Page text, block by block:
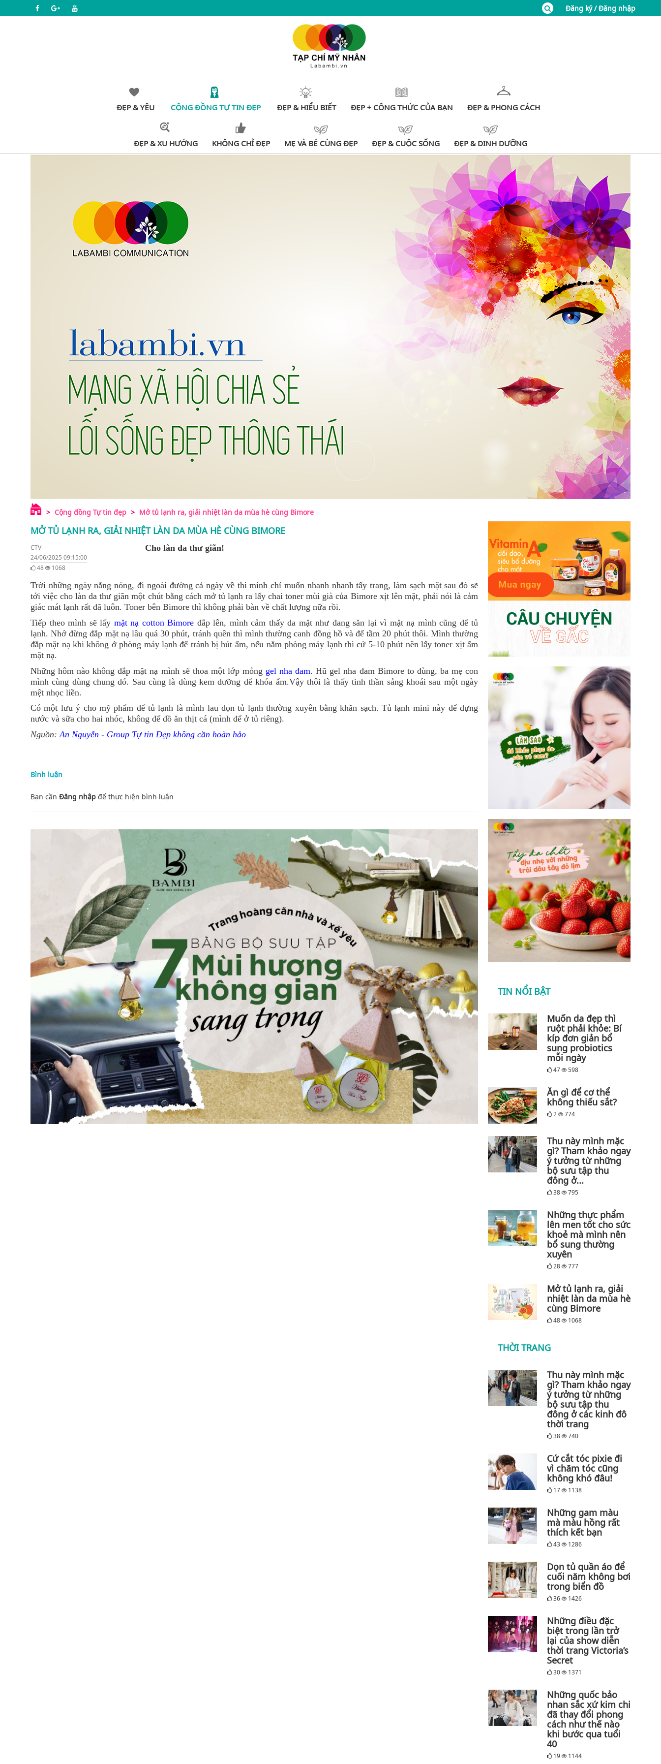
Đăng ký / Đăng nhập
ĐẸP & YÊU CỘNG ĐỒNG TỰ TIN ĐẸP ĐẸP & HIỂU BIẾT ĐẸP + CÔNG THỨC CỦA BẠN ĐẸP & PHONG CÁCH
ĐẸP & XU HƯỚNG KHÔNG CHỈ ĐẸP MẸ VÀ BÉ CÙNG ĐẸP ĐẸP & CUỘC SỐNG ĐẸP & DINH DƯỠNG
Cộng đồng Tự tin đẹp Mở tủ lạnh ra, giải nhiệt làn da mùa hè cùng Bimore
MỞ TỦ LẠNH RA, GIẢI NHIỆT LÀN DA MÙA HÈ CÙNG BIMORE
CTV
24/06/2025 09:15:00
48
1068
Cho làn da thư giãn!
Trời những ngày nắng nóng, đi ngoài đường cả ngày về thì mình chỉ muốn nhanh nhanh tẩy trang, làm sạch mặt sau đó sẽ
tới việc cho làn da thư giãn một chút bằng cách mở tủ lạnh ra lấy chai toner mùi già của Bimore xịt lên mặt, phải nói là cảm
giác mát lạnh rất đã luôn. Toner bên Bimore thì không phải bàn về chất lượng nữa rồi.
Tiếp theo mình sẽ lấy mặt nạ cotton Bimore đắp lên, mình cảm thấy da mặt như đang săn lại vì mặt nạ mình cũng để tủ
lạnh. Nhớ đừng đắp mặt nạ lâu quá 30 phút, tránh quên thì mình thường canh đồng hồ và để tầm 20 phút thôi. Mình thường
đắp mặt nạ khi không ở phòng máy lạnh để tránh bị hút ẩm, nếu nằm phòng máy lạnh thì cứ 5-10 phút nên lấy toner xịt ẩm
mặt nạ.
Những hôm nào không đắp mặt nạ mình sẽ thoa một lớp mỏng gel nha đam. Hũ gel nha đam Bimore to đùng, ba mẹ con
mình cùng dùng chung đó. Sau cùng là dùng kem dưỡng để khóa ẩm.Vậy thôi là thấy tinh thần sảng khoái sau một ngày
mệt nhọc liền.
Có một lưu ý cho mỹ phẩm để tủ lạnh là mình lau dọn tủ lạnh thường xuyên bằng khăn sạch. Tủ lạnh mini này để đựng
nước và sữa cho hai nhóc, không để đồ ăn thịt cá (mình để ở tủ riêng).
Nguồn:An Nguyễn - Group Tự tin Đẹp không cần hoàn hảo
Bình luận
Bạn cần Đăng nhập để thực hiện bình luận
TIN NỔI BẬT
Muốn da đẹp thì
ruột phải khỏe: Bí
kíp đơn giản bổ
sung probiotics
mỗi ngày
47 598
Ăn gì để cơ thể
không thiếu sắt?
2 774
Thu này mình mặc
gì? Tham khảo ngay
ý tưởng từ những
bộ sưu tập thu
đông ở...
38 795
Những thực phẩm
lên men tốt cho sức
khoẻ mà mình nên
bổ sung thường
xuyên
28 777
Mở tủ lạnh ra, giải
nhiệt làn da mùa hè
cùng Bimore
48 1068
THỜI TRANG
Thu này mình mặc
gì? Tham khảo ngay
ý tưởng từ những
bộ sưu tập thu
đông ở các kinh đô
thời trang
38 740
Cứ cắt tóc pixie đi
vì chăm tóc cũng
không khó đâu!
17 1138
Những gam màu
mà màu hồng rất
thích kết bạn
43 1286
Dọn tủ quần áo để
cuối năm không bơi
trong biển đồ
36 1426
Những điều đặc
biệt trong lần trở
lại của show diễn
thời trang Victoria’s
Secret
30 1371
Những quốc bảo
nhan sắc xứ kim chi
đã thay đổi phong
cách như thế nào
khi bước qua tuổi
40
19 1144